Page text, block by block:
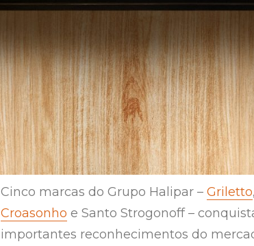
Cinco marcas do Grupo Halipar – Griletto,
Croasonho e Santo Strogonoff –
importantes reconhecimentos do